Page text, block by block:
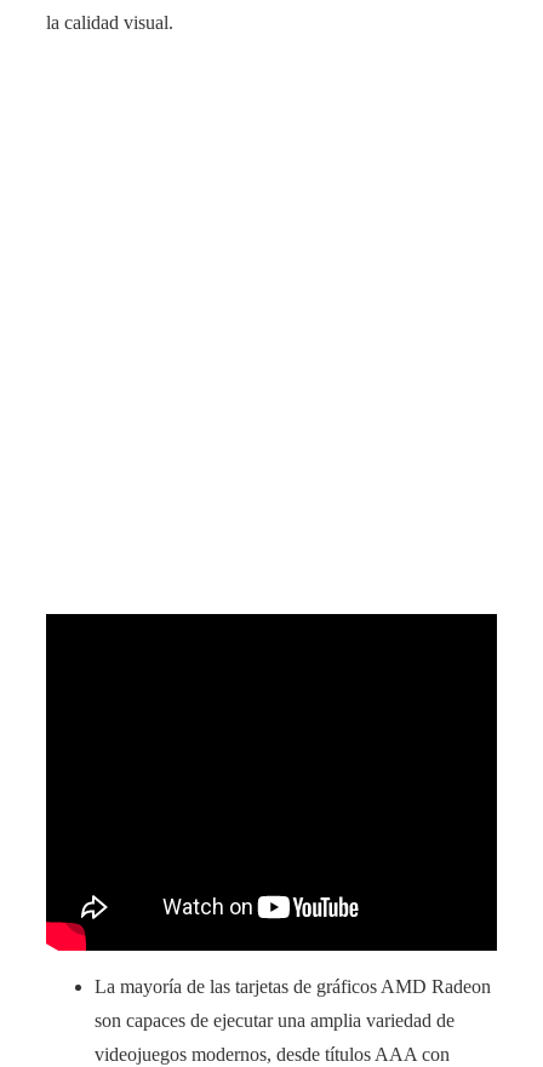
la calidad visual.
La mayoría de las tarjetas de gráficos AMD Radeon
son capaces de ejecutar una amplia variedad de
videojuegos modernos, desde títulos AAA con